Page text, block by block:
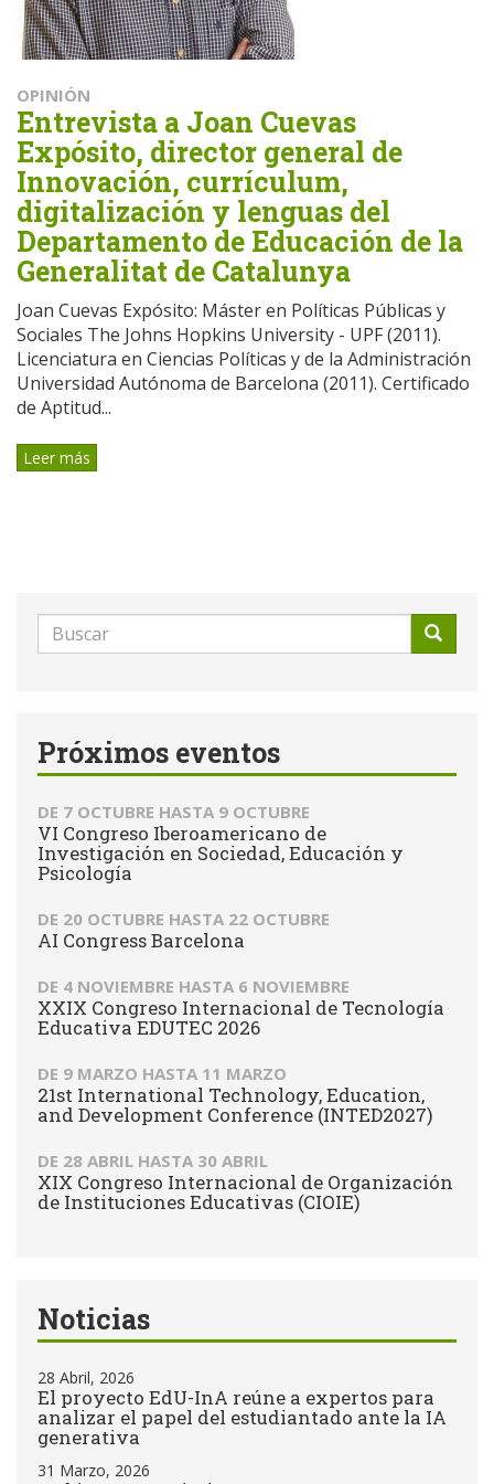
OPINIÓN
Entrevista a Joan Cuevas
Expósito, director general de
Innovación, currículum,
digitalización y lenguas del
Departamento de Educación de la
Generalitat de Catalunya
Joan Cuevas Expósito: Máster en Políticas Públicas y
Sociales The Johns Hopkins University - UPF (2011).
Licenciatura en Ciencias Políticas y de la Administración
Universidad Autónoma de Barcelona (2011). Certificado
de Aptitud...
Leer más
Formulario
de
Próximos eventos
DE 7 OCTUBRE HASTA 9 OCTUBRE
VI Congreso Iberoamericano de
Investigación en Sociedad, Educación y
Psicología
DE 20 OCTUBRE HASTA 22 OCTUBRE
AI Congress Barcelona
DE 4 NOVIEMBRE HASTA 6 NOVIEMBRE
XXIX Congreso Internacional de Tecnología
Educativa EDUTEC 2026
DE 9 MARZO HASTA 11 MARZO
21st International Technology, Education,
and Development Conference (INTED2027)
DE 28 ABRIL HASTA 30 ABRIL
XIX Congreso Internacional de Organización
de Instituciones Educativas (CIOIE)
Noticias
28 Abril, 2026
El proyecto EdU-InA reúne a expertos para
analizar el papel del estudiantado ante la IA
generativa
31 Marzo, 2026